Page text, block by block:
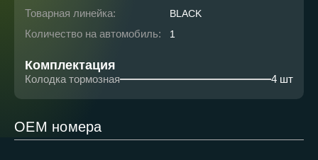
Товарная линейка: BLACK
Количество на автомобиль: 1
Комплектация
Колодка тормозная 4 шт
ОЕМ номера